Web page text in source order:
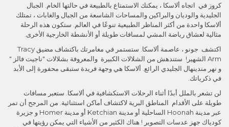
كروز في اتجاه ألاسكا ، يمكنك الاستمتاع بالطبيعة في حالتها الخام. الجبال
الجليدية والوديان والبراكين والمساحات الشاسعة من الجبال والغابات ، تمتلك
ألاسكا واحدة من أكثر المناظر الطبيعية تنوعًا في العالم. ستكون هذه الرحلة
مثالية لعشاق رياضة المشي لمسافات طويلة أو الأنشطة الخارجية الأخرى.
اكتشف جونو ، عاصمة ألاسكا. ستستمر في مغامرتك باكتشاف مضيق Tracy
Arm الشهير! ستندهش من الشلالات الكبيرة والمعروفة بشلالات "ناجيت فالز "
و نهر مندينهال الجليدي الرائع. ألاسكا هي وجهة فريدة ستبقى محفورة إلى الأبد
في ذكرياتك.
لن تشعر بالملل أبدًا أثناء الرحلات الاستكشافية في ألاسكا. ستعبر مسافات
طويلة على الأقدام المناطق البرية لاكتشاف أماكن استثنائية. من المرجح أن تمر
عبر مدينة Hoonah الساحلية أو مدينة Ketchian أو مدينة Homer و جزيرة
كودياك جهز عدسات التصوير ! هناك الكثير من الأشياء التي يمكن رؤيتها في